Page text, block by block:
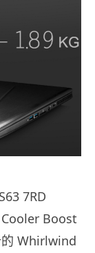
7RD
Boost
Whirlwind